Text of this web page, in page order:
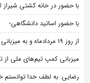
با حضور در خانه کشتی شیراز
با حضور اساتید دانشگاهی؛
از روز 19 مردادماه و به میزبانی کمپ تیم های ملی؛
میزبانی کمپ تیم‌های ملی از
رضایی: به لطف خدا